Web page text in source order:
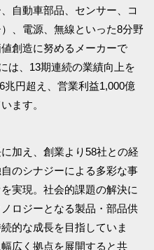
自動車部品、センサー、コ
、電源、無線といった8分野
創造に努めるメーカーで
は、13期連続の業績向上を
兆円超え、営業利益1,000億
ます。
加え、創業より58社との経
のシナジーによる多彩な事
実現。社会的課題の解決に
ロジーとなる製品・部品供
的な成長を目指していま
広く拠点を展開すると共